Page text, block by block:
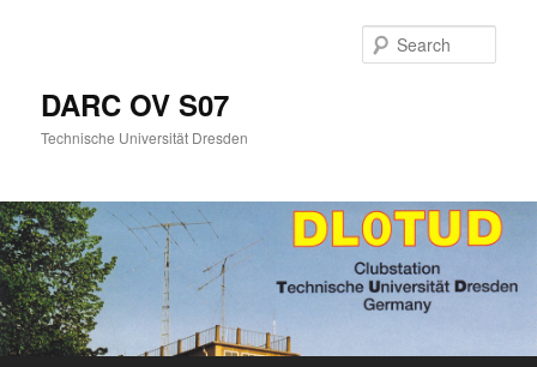
DARC OV S07
Technische Universität Dresden